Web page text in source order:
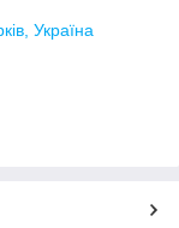
Україна